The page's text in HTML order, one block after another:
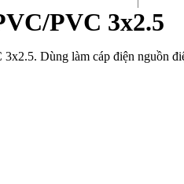
PVC 3x2.5
Dùng làm cáp điện nguồn